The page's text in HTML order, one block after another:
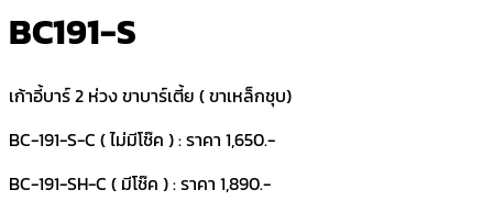
BC191-S
เก้าอี้บาร์ 2 ห่วง ขาบาร์เตี้ย ( ขาเหล็กชุบ)
BC-191-S-C ( ไม่มีโช๊ค ) : ราคา 1,650.-
BC-191-SH-C ( มีโช๊ค ) : ราคา 1,890.-